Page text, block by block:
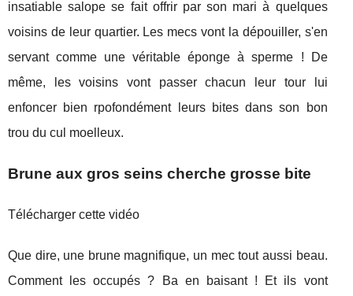
insatiable salope se fait offrir par son mari à quelques
voisins de leur quartier. Les mecs vont la dépouiller, s'en
servant comme une véritable éponge à sperme ! De
même, les voisins vont passer chacun leur tour lui
enfoncer bien rpofondément leurs bites dans son bon
trou du cul moelleux.
Brune aux gros seins cherche grosse bite
Télécharger cette vidéo
Que dire, une brune magnifique, un mec tout aussi beau.
Comment les occupés ? Ba en baisant ! Et ils vont